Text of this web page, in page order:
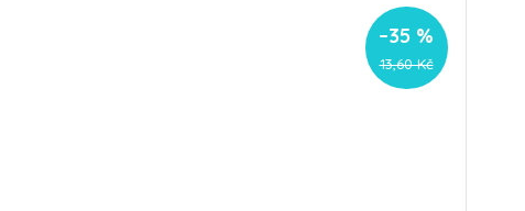
13,60 Kč
–35 %